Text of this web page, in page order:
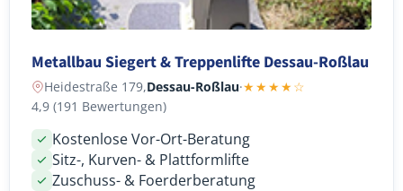
Metallbau Siegert & Treppenlifte Dessau-Roßlau
Heidestraße 179,Dessau-Roßlau·★★★★☆
4,9 (191 Bewertungen)
Kostenlose Vor-Ort-Beratung
Sitz-, Kurven- & Plattformlifte
Zuschuss- & Foerderberatung